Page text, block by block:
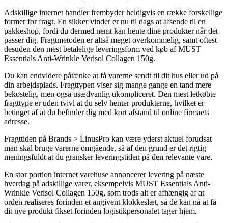
Adskillige internet handler frembyder heldigvis en række forskellige
former for fragt. En sikker vinder er nu til dags at afsende til en
pakkeshop, fordi du dermed nemt kan hente dine produkter når det
passer dig. Fragtmetoden er altså meget overkommelig, samt oftest
desuden den mest betalelige leveringsform ved køb af MUST
Essentials Anti-Wrinkle Verisol Collagen 150g.
Du kan endvidere påtænke at få varerne sendt til dit hus eller ud på
din arbejdsplads. Fragttypen viser sig mange gange en tand mere
bekostelig, men også usædvanlig ukompliceret. Den mest letkøbte
fragttype er uden tvivl at du selv henter produkterne, hvilket er
betinget af at du befinder dig med kort afstand til online firmaets
adresse.
Fragttiden på Brands > LinusPro kan være yderst aktuel forudsat
man skal bruge varerne omgående, så af den grund er det rigtig
meningsfuldt at du gransker leveringstiden på den relevante vare.
En stor portion internet varehuse annoncerer levering på næste
hverdag på adskillige varer, eksempelvis MUST Essentials Anti-
Wrinkle Verisol Collagen 150g, som trods alt er afhængig af at
orden realiseres forinden et angivent klokkeslæt, så de kan nå at få
dit nye produkt fikset forinden logistikpersonalet tager hjem.